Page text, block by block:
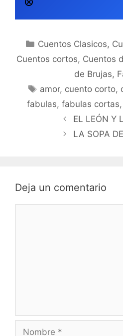
Categorías
Cuentos Clasicos,
Cuentos cortos, Cuentos
de Brujas,
Etiquetas
amor, cuento corto,
fabulas, fabulas cortas,
EL LEÓN Y
LA SOPA
Deja un comentario
Nombre